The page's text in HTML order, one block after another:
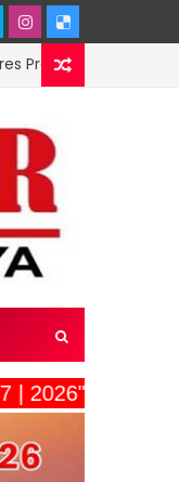
| 2026"